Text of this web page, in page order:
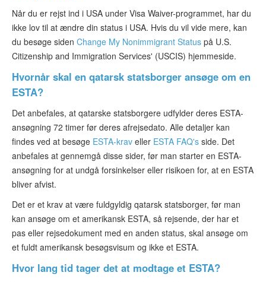
Når du er rejst ind i USA under Visa Waiver-programmet, har du
ikke lov til at ændre din status i USA. Hvis du vil vide mere, kan
du besøge siden Change My Nonimmigrant Status på U.S.
Citizenship and Immigration Services' (USCIS) hjemmeside.
Hvornår skal en qatarsk statsborger ansøge om en
ESTA?
Det anbefales, at qatarske statsborgere udfylder deres ESTA-
ansøgning 72 timer før deres afrejsedato. Alle detaljer kan
findes ved at besøge ESTA-krav eller ESTA FAQ's side. Det
anbefales at gennemgå disse sider, før man starter en ESTA-
ansøgning for at undgå forsinkelser eller risikoen for, at en ESTA
bliver afvist.
Det er et krav at være fuldgyldig qatarsk statsborger, før man
kan ansøge om et amerikansk ESTA, så rejsende, der har et
pas eller rejsedokument med en anden status, skal ansøge om
et fuldt amerikansk besøgsvisum og ikke et ESTA.
Hvor lang tid tager det at modtage et ESTA?